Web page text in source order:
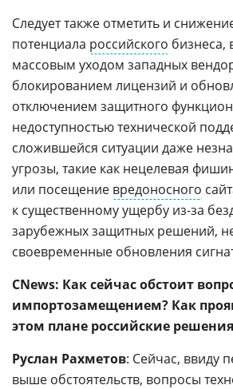
Следует также отметить и
потенциала российского бизнеса,
массовым уходом западных
блокированием лицензий и
отключением защитного
недоступностью технической
сложившейся ситуации даже
угрозы, такие как нецелевая
или посещение вредоносного
к существенному ущербу из-за
зарубежных защитных решений,
своевременные обновления
CNews: Как сейчас обстоит
импортозамещением? Как
этом плане российские
Руслан Рахметов: Сейчас, ввиду
выше обстоятельств, вопросы